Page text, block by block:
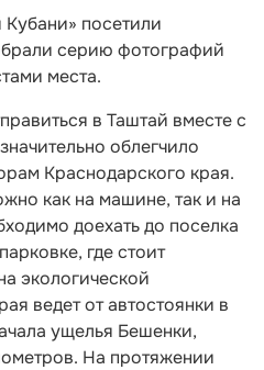
посетили
серию фотографий
места.
в Таштай вместе с
облегчило
Краснодарского края.
как на машине, так и на
доехать до поселка
где стоит
экологической
ведет от автостоянки в
ущелья Бешенки,
На протяжении